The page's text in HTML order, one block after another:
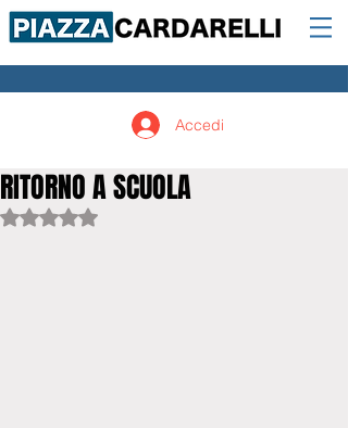
Accedi
RITORNO A SCUOLA
Valutazione NaN stelle su 5.